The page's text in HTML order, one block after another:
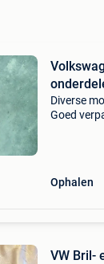
Diverse
Goed
Ophalen
VW Bril-